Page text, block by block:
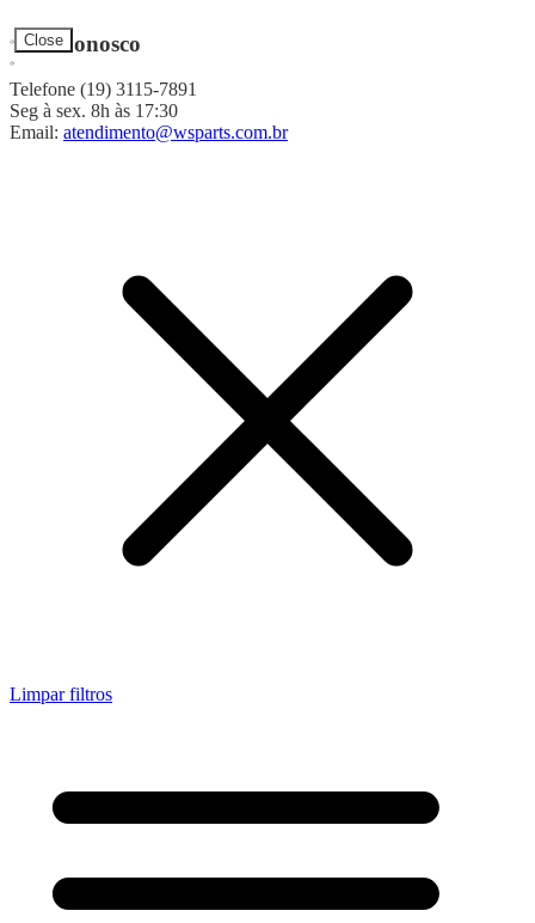
Close
Fale Conosco
Telefone (19) 3115-7891
Seg à sex. 8h às 17:30
Email: atendimento@wsparts.com.br
Limpar filtros